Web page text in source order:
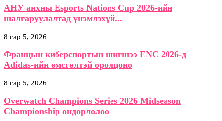
АНУ анхны Esports Nations Cup 2026-ийн
шалгаруулалтад үнэмлэхүй...
8 сар 5, 2026
Францын киберспортын шигшээ ENC 2026-д
Adidas-ийн өмсгөлтэй оролцоно
8 сар 5, 2026
Overwatch Champions Series 2026 Midseason
Championship өндөрлөлөө